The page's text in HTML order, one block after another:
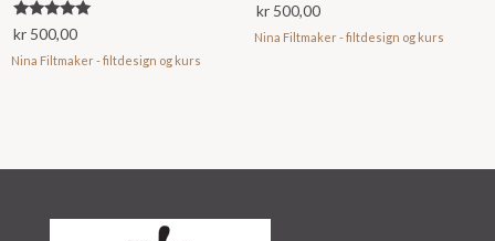
Vurdert
5.00
av 5
kr 500,00
Nina Filtmaker - filtdesign og kurs
kr 500,00
Nina Filtmaker - filtdesign og kurs